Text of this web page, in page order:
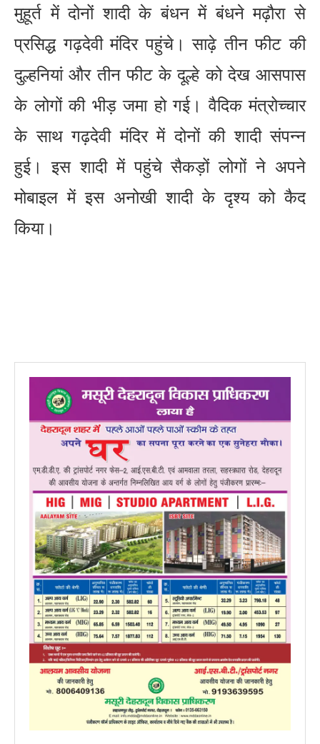
मुहूर्त में दोनों शादी के बंधन में बंधने मढ़ौरा से
प्रसिद्ध गढ़देवी मंदिर पहुंचे। साढ़े तीन फीट की
दुल्हनियां और तीन फीट के दूल्हे को देख आसपास
के लोगों की भीड़ जमा हो गई। वैदिक मंत्रोच्चार
के साथ गढ़देवी मंदिर में दोनों की शादी संपन्न
हुई। इस शादी में पहुंचे सैकड़ों लोगों ने अपने
मोबाइल में इस अनोखी शादी के दृश्य को कैद
किया।